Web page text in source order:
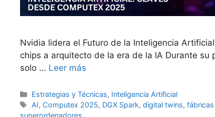
Nvidia lidera el Futuro de la Inteligencia
chips a arquitecto de la era de la IA Durante
solo … Leer más
Categorías
Estrategias y Técnicas, Inteligencia Artificial
Etiquetas
AI, Computex 2025, DGX Spark,digital twins,